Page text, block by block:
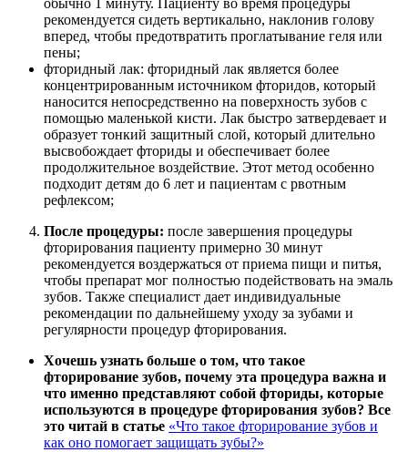
обычно 1 минуту. Пациенту во время процедуры
рекомендуется сидеть вертикально, наклонив голову
вперед, чтобы предотвратить проглатывание геля или
пены;
фторидный лак: фторидный лак является более
концентрированным источником фторидов, который
наносится непосредственно на поверхность зубов с
помощью маленькой кисти. Лак быстро затвердевает и
образует тонкий защитный слой, который длительно
высвобождает фториды и обеспечивает более
продолжительное воздействие. Этот метод особенно
подходит детям до 6 лет и пациентам с рвотным
рефлексом;
После процедуры: после завершения процедуры
фторирования пациенту примерно 30 минут
рекомендуется воздержаться от приема пищи и питья,
чтобы препарат мог полностью подействовать на эмаль
зубов. Также специалист дает индивидуальные
рекомендации по дальнейшему уходу за зубами и
регулярности процедур фторирования.
Хочешь узнать больше о том, что такое
фторирование зубов, почему эта процедура важна и
что именно представляют собой фториды, которые
используются в процедуре фторирования зубов? Все
это читай в статье «Что такое фторирование зубов и
как оно помогает защищать зубы?»